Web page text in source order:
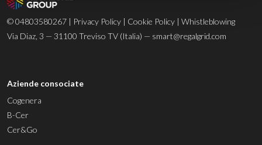
© 04803580267 | Privacy Policy | Cookie Policy | Whistleblowing
Via Diaz, 3 — 31100 Treviso TV (Italia) — smart@regalgrid.com
Aziende consociate
Cogenera
B-Cer
Cer&Go